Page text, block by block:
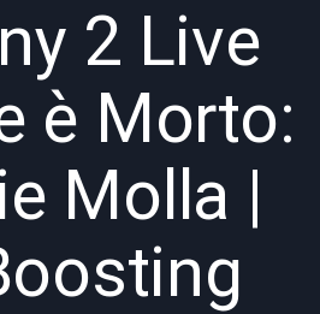
2 Live
è Morto:
Molla |